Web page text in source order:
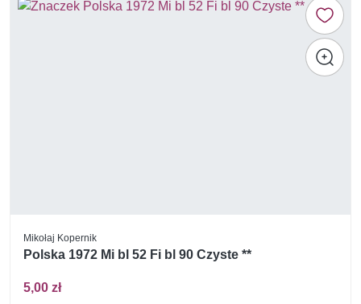
Mikołaj Kopernik
Polska 1972 Mi bl 52 Fi bl 90 Czyste **
5,00 zł